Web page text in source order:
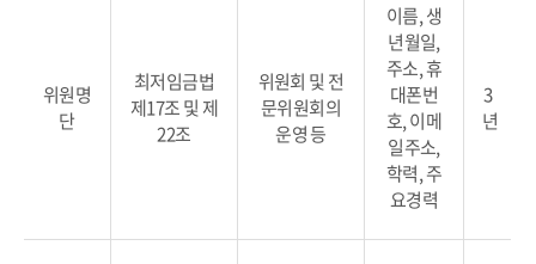
위원명
단
최저임금법
제17조 및 제
22조
위원회 및 전
문위원회의
운영 등
이름, 생
년월일,
주소, 휴
대폰번
호, 이메
일주소,
학력, 주
요경력
3
년